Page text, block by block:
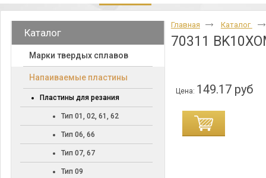
Каталог
Марки твердых сплавов
Напаиваемые пластины
Пластины для резания
Тип 01, 02, 61, 62
Тип 06, 66
Тип 07, 67
Тип 09
Главная Каталог
70311
Цена: 149.17 руб